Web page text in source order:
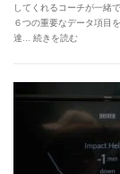
してくれるコーチが一緒
６つの重要なデータ項目
達… 続きを読む